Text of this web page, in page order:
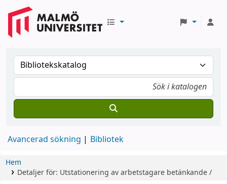
Avancerad sökning Bibliotek
Hem
Detaljer för: Utstationering av arbetstagare betänkande /